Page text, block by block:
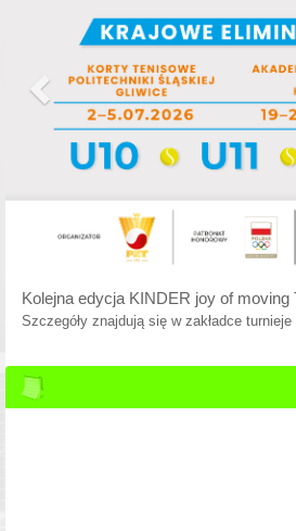
Poprzedni
Kolejna edycja KINDER joy of moving
Szczegóły znajdują się w zakładce